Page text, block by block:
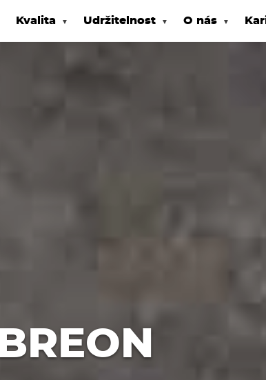
Kvalita Udržitelnost O nás